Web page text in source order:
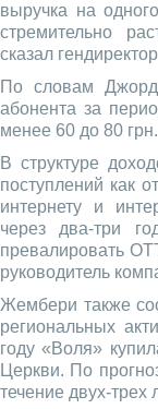
выручка на
стремительно
сказал
По словам
абонента за
менее 60 до 80 грн.
В структуре
поступлений как
интернету и
через два-три
превалировать
руководитель
Жембери также
региональных
году «Воля»
Церкви. По
течение двух-трех